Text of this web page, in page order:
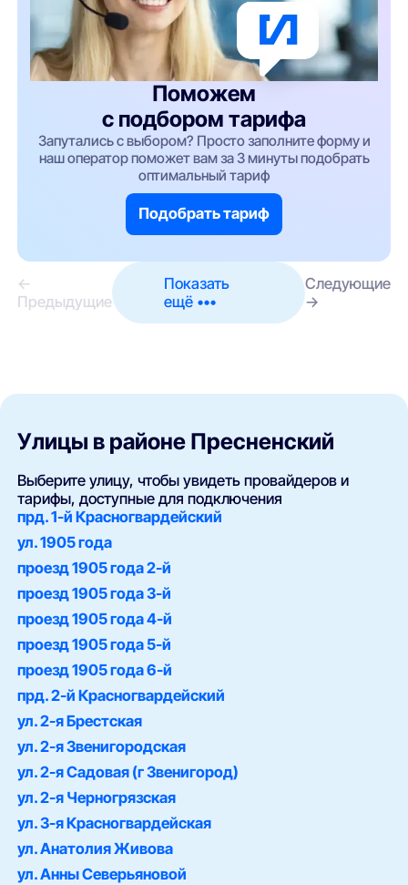
Поможем
с подбором тарифа
Запутались с выбором? Просто заполните форму и
наш оператор поможет вам за 3 минуты подобрать
оптимальный тариф
Подобрать тариф
←
Предыдущие
Показать
ещё •••
Следующие
→
Улицы в районе Пресненский
Выберите улицу, чтобы увидеть провайдеров и
тарифы, доступные для подключения
прд. 1-й Красногвардейский
ул. 1905 года
проезд 1905 года 2-й
проезд 1905 года 3-й
проезд 1905 года 4-й
проезд 1905 года 5-й
проезд 1905 года 6-й
прд. 2-й Красногвардейский
ул. 2-я Брестская
ул. 2-я Звенигородская
ул. 2-я Садовая (г Звенигород)
ул. 2-я Черногрязская
ул. 3-я Красногвардейская
ул. Анатолия Живова
ул. Анны Северьяновой